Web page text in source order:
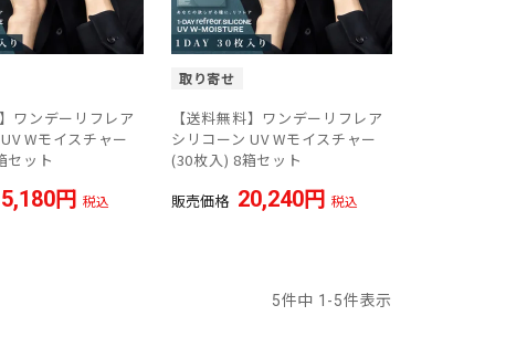
ワンデーリフレア
Wモイスチャー
セット
税込
取り寄せ
【送料無料】ワンデーリフレア
シリコーン UV Wモイスチャー
(30枚入) 8箱セット
販売価格 20,240 税込
5件中 1 -5件表示